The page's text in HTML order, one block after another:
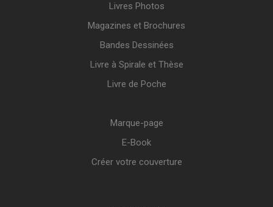
Livres Photos
Magazines et Brochures
Bandes Dessinées
Livre à Spirale et Thèse
Livre de Poche
Marque-page
E-Book
Créer votre couverture